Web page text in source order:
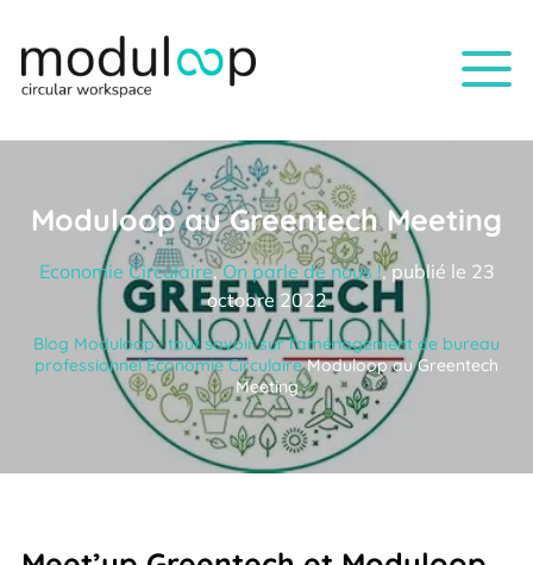
Moduloop au Greentech Meeting
Economie Circulaire,On parle de nous !, publié le 23
octobre 2022
Blog Moduloop : tout savoir sur l’aménagement de bureau
professionnel Economie Circulaire Moduloop au Greentech
Meeting